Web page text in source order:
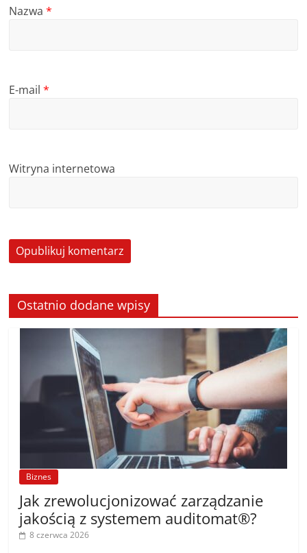
Nazwa*
E-mail*
Witryna internetowa
Ostatnio dodane wpisy
Biznes
Jak zrewolucjonizować zarządzanie
jakością z systemem auditomat®?
8 czerwca 2026